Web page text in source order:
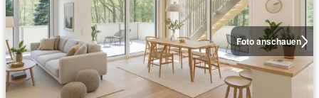
Foto anschauen